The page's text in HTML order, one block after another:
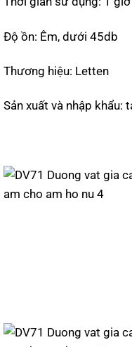
Độ ồn: Êm, dưới 45db
Thương hiệu: Letten
Sản xuất và nhập khẩu: